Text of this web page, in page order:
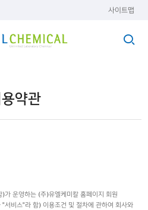
사이트맵
약관
운영하는 (주)유엘케미칼 홈페이지 회원
서비스"라 함) 이용조건 및 절차에 관하여 회사와